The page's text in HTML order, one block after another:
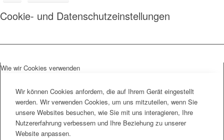
Cookie- und Datenschutzeinstellungen
Wie wir Cookies verwenden
Wir können Cookies anfordern, die auf Ihrem Gerät eingestellt
werden. Wir verwenden Cookies, um uns mitzuteilen, wenn Sie
unsere Websites besuchen, wie Sie mit uns interagieren, Ihre
Nutzererfahrung verbessern und Ihre Beziehung zu unserer
Website anpassen.